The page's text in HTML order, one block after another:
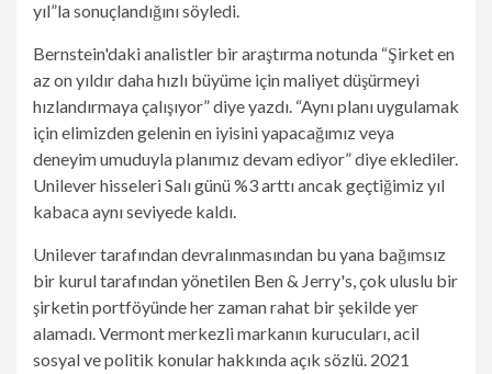
yıl”la sonuçlandığını söyledi.
Bernstein'daki analistler bir araştırma notunda “Şirket en
az on yıldır daha hızlı büyüme için maliyet düşürmeyi
hızlandırmaya çalışıyor” diye yazdı. “Aynı planı uygulamak
için elimizden gelenin en iyisini yapacağımız veya
deneyim umuduyla planımız devam ediyor” diye eklediler.
Unilever hisseleri Salı günü %3 arttı ancak geçtiğimiz yıl
kabaca aynı seviyede kaldı.
Unilever tarafından devralınmasından bu yana bağımsız
bir kurul tarafından yönetilen Ben & Jerry's, çok uluslu bir
şirketin portföyünde her zaman rahat bir şekilde yer
alamadı. Vermont merkezli markanın kurucuları, acil
sosyal ve politik konular hakkında açık sözlü. 2021